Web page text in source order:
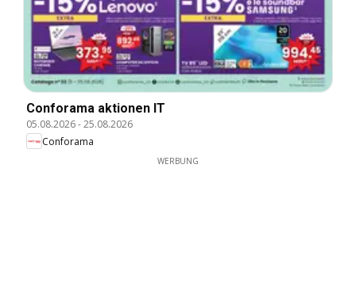
Conforama aktionen IT
05.08.2026-25.08.2026
Conforama
WERBUNG